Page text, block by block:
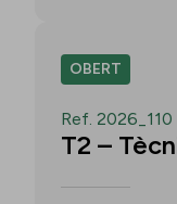
OBERT
Ref. 2026_110
T2 –